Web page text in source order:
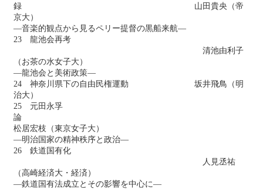
録 山田貴央（帝
京大）
―音楽的観点から見るペリー提督の黒船来航―
23 龍池会再考
清池由利子
（お茶の水女子大）
―龍池会と美術政策―
24 神奈川県下の自由民権運動 坂井飛鳥（明
治大）
25 元田永孚
論
松居宏枝（東京女子大）
―明治国家の精神秩序と政治―
26 鉄道国有化
人見丞祐
（高崎経済大・経済）
―鉄道国有法成立とその影響を中心に―